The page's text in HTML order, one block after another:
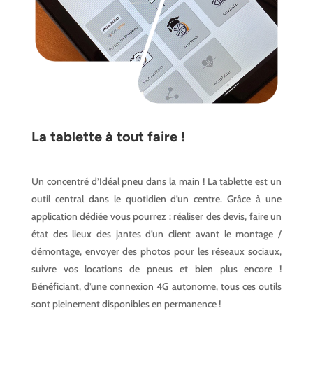
La tablette à tout faire !
Un concentré d’Idéal pneu dans la main ! La tablette est un
outil central dans le quotidien d’un centre. Grâce à une
application dédiée vous pourrez : réaliser des devis, faire un
état des lieux des jantes d’un client avant le montage /
démontage, envoyer des photos pour les réseaux sociaux,
suivre vos locations de pneus et bien plus encore !
Bénéficiant, d’une connexion 4G autonome, tous ces outils
sont pleinement disponibles en permanence !